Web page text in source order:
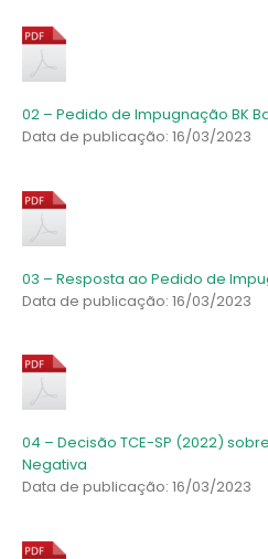
02 – Pedido de Impugnação BK
Data de publicação: 16/03/2023
03 – Resposta ao Pedido de
Data de publicação: 16/03/2023
04 – Decisão TCE-SP (2022)
Negativa
Data de publicação: 16/03/2023